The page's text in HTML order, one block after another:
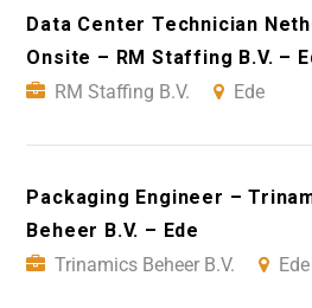
Data Center Technician
Onsite – RM Staffing B.V. –
RM Staffing B.V.
Ede
Packaging Engineer –
Beheer B.V. – Ede
Trinamics Beheer B.V.
Ede